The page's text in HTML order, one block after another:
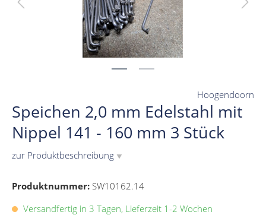
Speichen 2,0 mm Edelstahl mit
Nippel 141 - 160 mm 3 Stück
zur Produktbeschreibung ▼
Hoogendoorn
Produktnummer: SW10162.14
Versandfertig in 3 Tagen, Lieferzeit 1-2 Wochen